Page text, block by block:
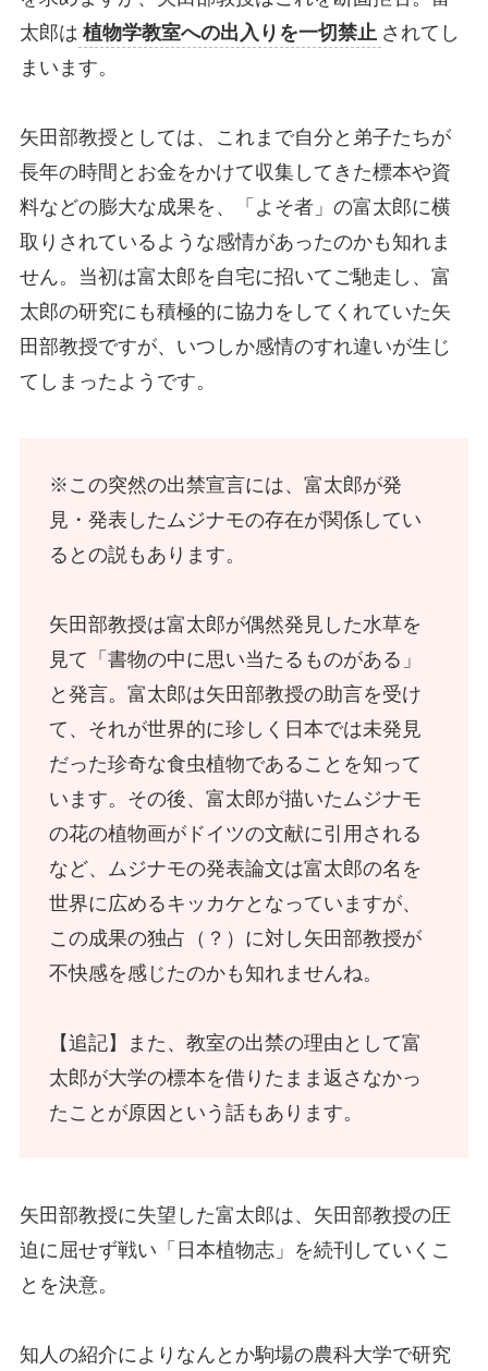
太郎は 植物学教室への出入りを一切禁止 されてし
まいます。
矢田部教授としては、これまで自分と弟子たちが
長年の時間とお金をかけて収集してきた標本や資
料などの膨大な成果を、「よそ者」の富太郎に横
取りされているような感情があったのかも知れま
せん。当初は富太郎を自宅に招いてご馳走し、富
太郎の研究にも積極的に協力をしてくれていた矢
田部教授ですが、いつしか感情のすれ違いが生じ
てしまったようです。
※この突然の出禁宣言には、富太郎が発
見・発表したムジナモの存在が関係してい
るとの説もあります。
矢田部教授は富太郎が偶然発見した水草を
見て「書物の中に思い当たるものがある」
と発言。富太郎は矢田部教授の助言を受け
て、それが世界的に珍しく日本では未発見
だった珍奇な食虫植物であることを知って
います。その後、富太郎が描いたムジナモ
の花の植物画がドイツの文献に引用される
など、ムジナモの発表論文は富太郎の名を
世界に広めるキッカケとなっていますが、
この成果の独占（？）に対し矢田部教授が
不快感を感じたのかも知れませんね。
【追記】また、教室の出禁の理由として富
太郎が大学の標本を借りたまま返さなかっ
たことが原因という話もあります。
矢田部教授に失望した富太郎は、矢田部教授の圧
迫に屈せず戦い「日本植物志」を続刊していくこ
とを決意。
知人の紹介によりなんとか駒場の農科大学で研究